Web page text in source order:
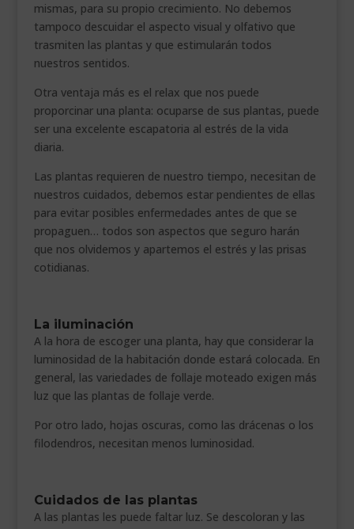
mismas, para su propio crecimiento. No debemos
tampoco descuidar el aspecto visual y olfativo que
trasmiten las plantas y que estimularán todos
nuestros sentidos.
Otra ventaja más es el relax que nos puede
proporcinar una planta: ocuparse de sus plantas, puede
ser una excelente escapatoria al estrés de la vida
diaria.
Las plantas requieren de nuestro tiempo, necesitan de
nuestros cuidados, debemos estar pendientes de ellas
para evitar posibles enfermedades antes de que se
propaguen… todos son aspectos que seguro harán
que nos olvidemos y apartemos el estrés y las prisas
cotidianas.
La iluminación
A la hora de escoger una planta, hay que considerar la
luminosidad de la habitación donde estará colocada. En
general, las variedades de follaje moteado exigen más
luz que las plantas de follaje verde.
Por otro lado, hojas oscuras, como las drácenas o los
filodendros, necesitan menos luminosidad.
Cuidados de las plantas
A las plantas les puede faltar luz. Se descoloran y las